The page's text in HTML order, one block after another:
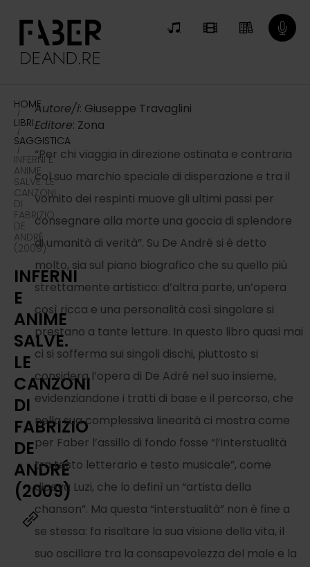
HOME
/
LIBRI
/
SAGGISTICA
/
INFERNI E
ANIME
SALVE. LE
CANZONI
DI
FABRIZIO
DE
ANDRÉ
(2009)
INFERNI
E
ANIME
SALVE.
LE
CANZONI
DI
FABRIZIO
DE
ANDRÉ
(2009)
Autore/i: Giuseppe Travaglini
Editore: Zona
“Per chi viaggia in direzione ostinata e contraria
col suo marchio speciale di disperazione e tra il
vomito dei respinti muove gli ultimi passi per
consegnare alla morte una goccia di splendore
di umanità di verità”. Su De André si è detto
molto, sia sul piano biografico che su quello più
strettamente artistico: d’altra parte, un’opera
così ricca e una personalità così singolare si
prestano a tante letture. In questo libro quasi mai
ci si sofferma sui singoli dischi, piuttosto si
considera l’opera di De Adré nel suo insieme,
evidenziandone i tratti di base e il percorso, che
nella sua complessiva linearità ci mostra come
per Faber l’assillo di fondo fosse “l’interstualità
tra testo letterario e testo musicale”, come
diceva Luzi, che lo definì un “artista della
chanson”. Ma questa “interstualità” non è fine a
se stessa: fa risaltare la sua visione della vita, il
suo oscillare tra la consapevolezza del male e la